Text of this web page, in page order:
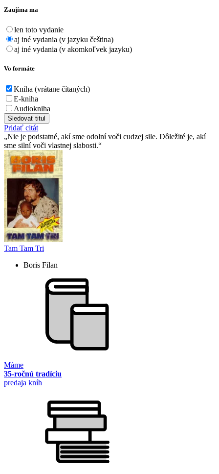
Zaujíma ma
len toto vydanie
aj iné vydania (v jazyku čeština)
aj iné vydania (v akomkoľvek jazyku)
Vo formáte
Kniha (vrátane čítaných)
E-kniha
Audiokniha
Sledovať titul
Pridať citát
Nie je podstatné, akí sme odolní voči cudzej sile. Dôležité je, akí
sme silní voči vlastnej slabosti.
Tam Tam Tri
Boris Filan
Máme
35-ročnú tradíciu
predaja kníh